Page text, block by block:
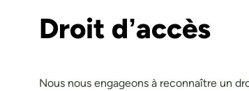
Droit d’accès
Nous nous engageons à reconnaître un